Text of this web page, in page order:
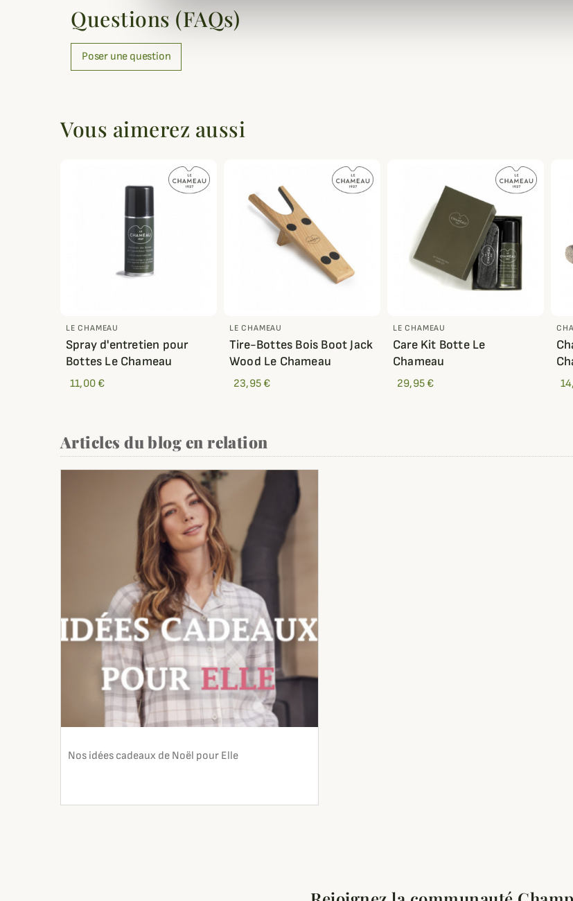
Questions (FAQs)
Poser une question
Vous aimerez aussi
LE CHAMEAU
Spray d'entretien pour
Bottes Le Chameau
11,00 €
LE CHAMEAU
Tire-Bottes Bois Boot Jack
Wood Le Chameau
23,95 €
LE CHAMEAU
Care Kit Botte Le
Chameau
29,95 €
Articles du blog en relation
Nos idées cadeaux de Noël pour Elle